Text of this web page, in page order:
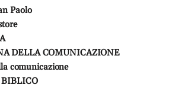
Paolo
DELLA COMUNICAZIONE
comunicazione